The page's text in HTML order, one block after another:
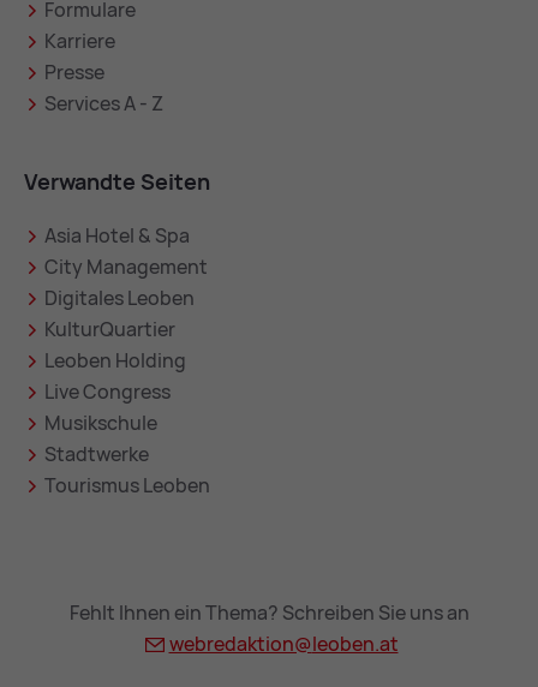
Formulare
Karriere
Presse
Services A - Z
Verwandte Seiten
Asia Hotel & Spa
City Management
Digitales Leoben
KulturQuartier
Leoben Holding
Live Congress
Musikschule
Stadtwerke
Tourismus Leoben
Fehlt Ihnen ein Thema? Schreiben Sie uns an
webredaktion@leoben.at